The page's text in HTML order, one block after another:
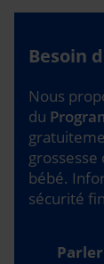
Besoin
Nous
du
bébé.
sécurité